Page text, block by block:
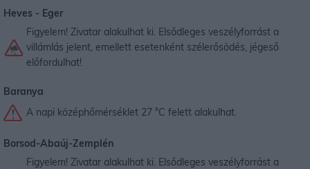
Heves - Eger
Figyelem! Zivatar alakulhat ki. Elsődleges veszélyforrást a
villámlás jelent, emellett esetenként szélerősödés, jégeső
előfordulhat!
Baranya
A napi középhőmérséklet 27 °C felett alakulhat.
Borsod-Abaúj-Zemplén
Figyelem! Zivatar alakulhat ki. Elsődleges veszélyforrást a